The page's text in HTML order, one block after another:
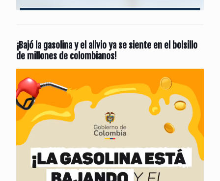
¡Bajó la gasolina y el alivio ya se siente en el bolsillo
de millones de colombianos!
de
vídeo